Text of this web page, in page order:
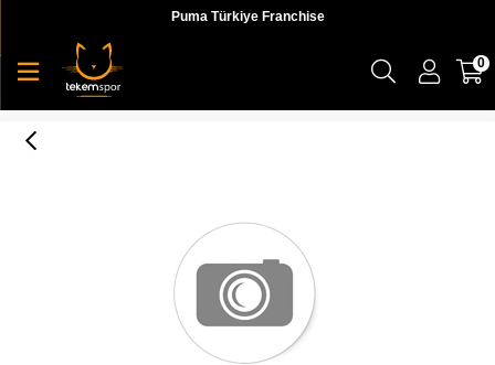
Puma Türkiye Franchise
0